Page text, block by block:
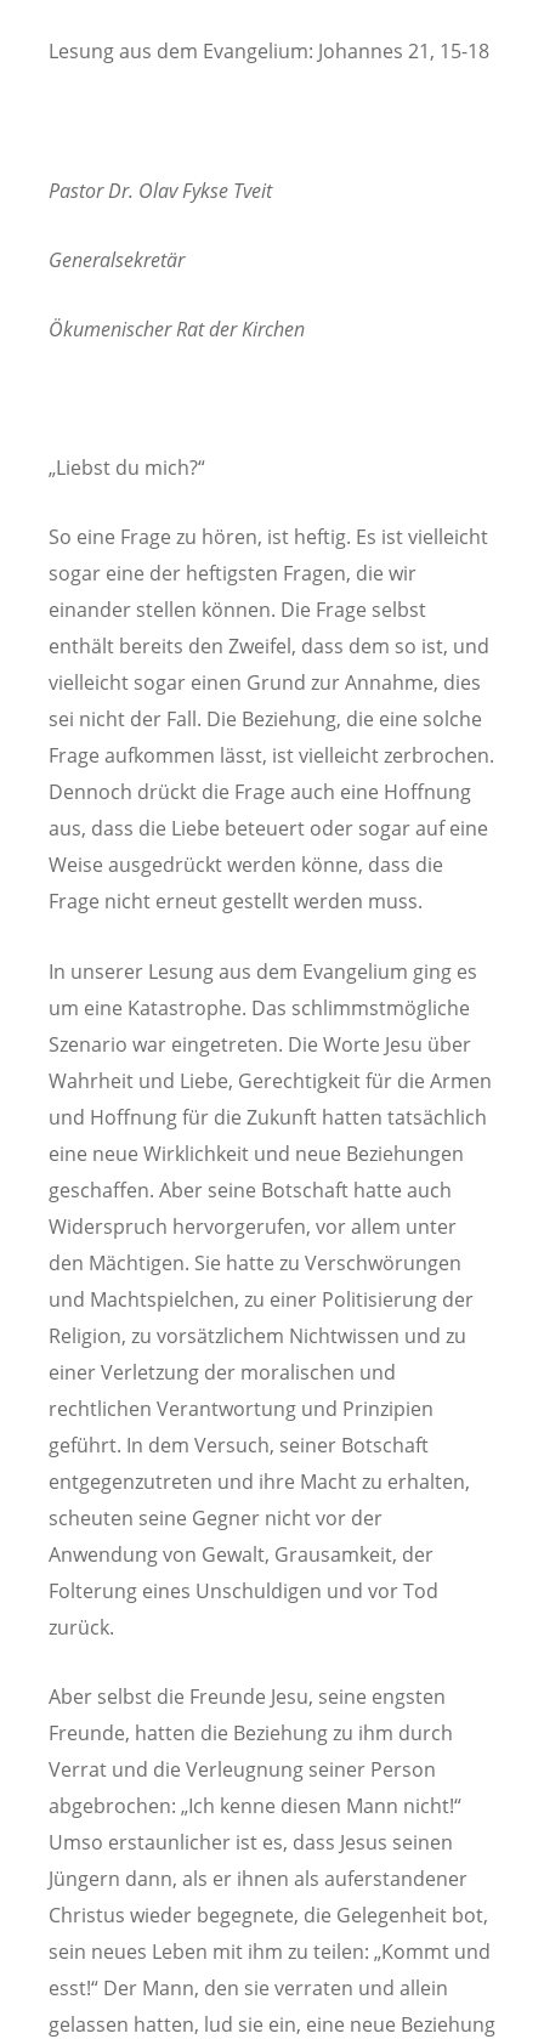
Lesung aus dem Evangelium: Johannes 21, 15-18
Pastor Dr. Olav Fykse Tveit
Generalsekretär
Ökumenischer Rat der Kirchen
„Liebst du mich?“
So eine Frage zu hören, ist heftig. Es ist vielleicht
sogar eine der heftigsten Fragen, die wir
einander stellen können. Die Frage selbst
enthält bereits den Zweifel, dass dem so ist, und
vielleicht sogar einen Grund zur Annahme, dies
sei nicht der Fall. Die Beziehung, die eine solche
Frage aufkommen lässt, ist vielleicht zerbrochen.
Dennoch drückt die Frage auch eine Hoffnung
aus, dass die Liebe beteuert oder sogar auf eine
Weise ausgedrückt werden könne, dass die
Frage nicht erneut gestellt werden muss.
In unserer Lesung aus dem Evangelium ging es
um eine Katastrophe. Das schlimmstmögliche
Szenario war eingetreten. Die Worte Jesu über
Wahrheit und Liebe, Gerechtigkeit für die Armen
und Hoffnung für die Zukunft hatten tatsächlich
eine neue Wirklichkeit und neue Beziehungen
geschaffen. Aber seine Botschaft hatte auch
Widerspruch hervorgerufen, vor allem unter
den Mächtigen. Sie hatte zu Verschwörungen
und Machtspielchen, zu einer Politisierung der
Religion, zu vorsätzlichem Nichtwissen und zu
einer Verletzung der moralischen und
rechtlichen Verantwortung und Prinzipien
geführt. In dem Versuch, seiner Botschaft
entgegenzutreten und ihre Macht zu erhalten,
scheuten seine Gegner nicht vor der
Anwendung von Gewalt, Grausamkeit, der
Folterung eines Unschuldigen und vor Tod
zurück.
Aber selbst die Freunde Jesu, seine engsten
Freunde, hatten die Beziehung zu ihm durch
Verrat und die Verleugnung seiner Person
abgebrochen: „Ich kenne diesen Mann nicht!“
Umso erstaunlicher ist es, dass Jesus seinen
Jüngern dann, als er ihnen als auferstandener
Christus wieder begegnete, die Gelegenheit bot,
sein neues Leben mit ihm zu teilen: „Kommt und
esst!“ Der Mann, den sie verraten und allein
gelassen hatten, lud sie ein, eine neue Beziehung